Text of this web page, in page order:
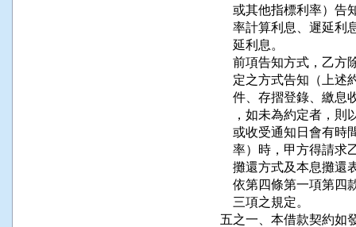
或其他指標利率）
率計算利息、遲延
延
前項告知方式，乙
定之方式告知（上
件、存摺登錄、繳
，如未為約定者，
或收受通知日會有
率）時，甲方得請
攤還方式
依第四條第一項第
三項
五之一、本借款契約如